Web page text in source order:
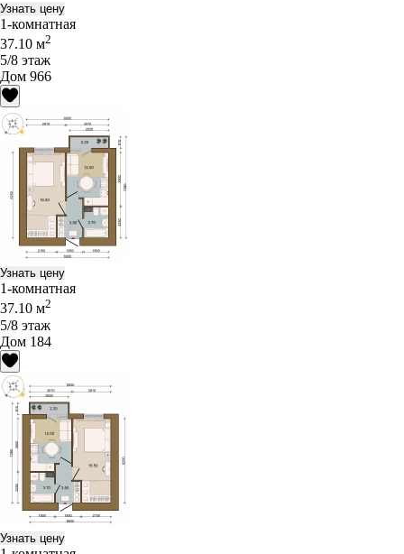
Узнать цену
1-комнатная
37.10 м2
5/8 этаж
Дом 966
Узнать цену
1-комнатная
37.10 м2
5/8 этаж
Дом 184
Узнать цену